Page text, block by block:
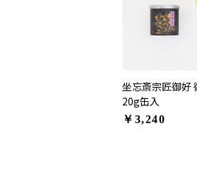
坐忘斎宗匠御好
20g缶入
￥3,240